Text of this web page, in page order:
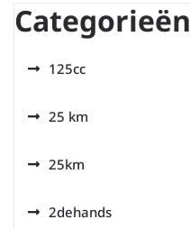
Categorieën
125cc
25 km
25km
2dehands